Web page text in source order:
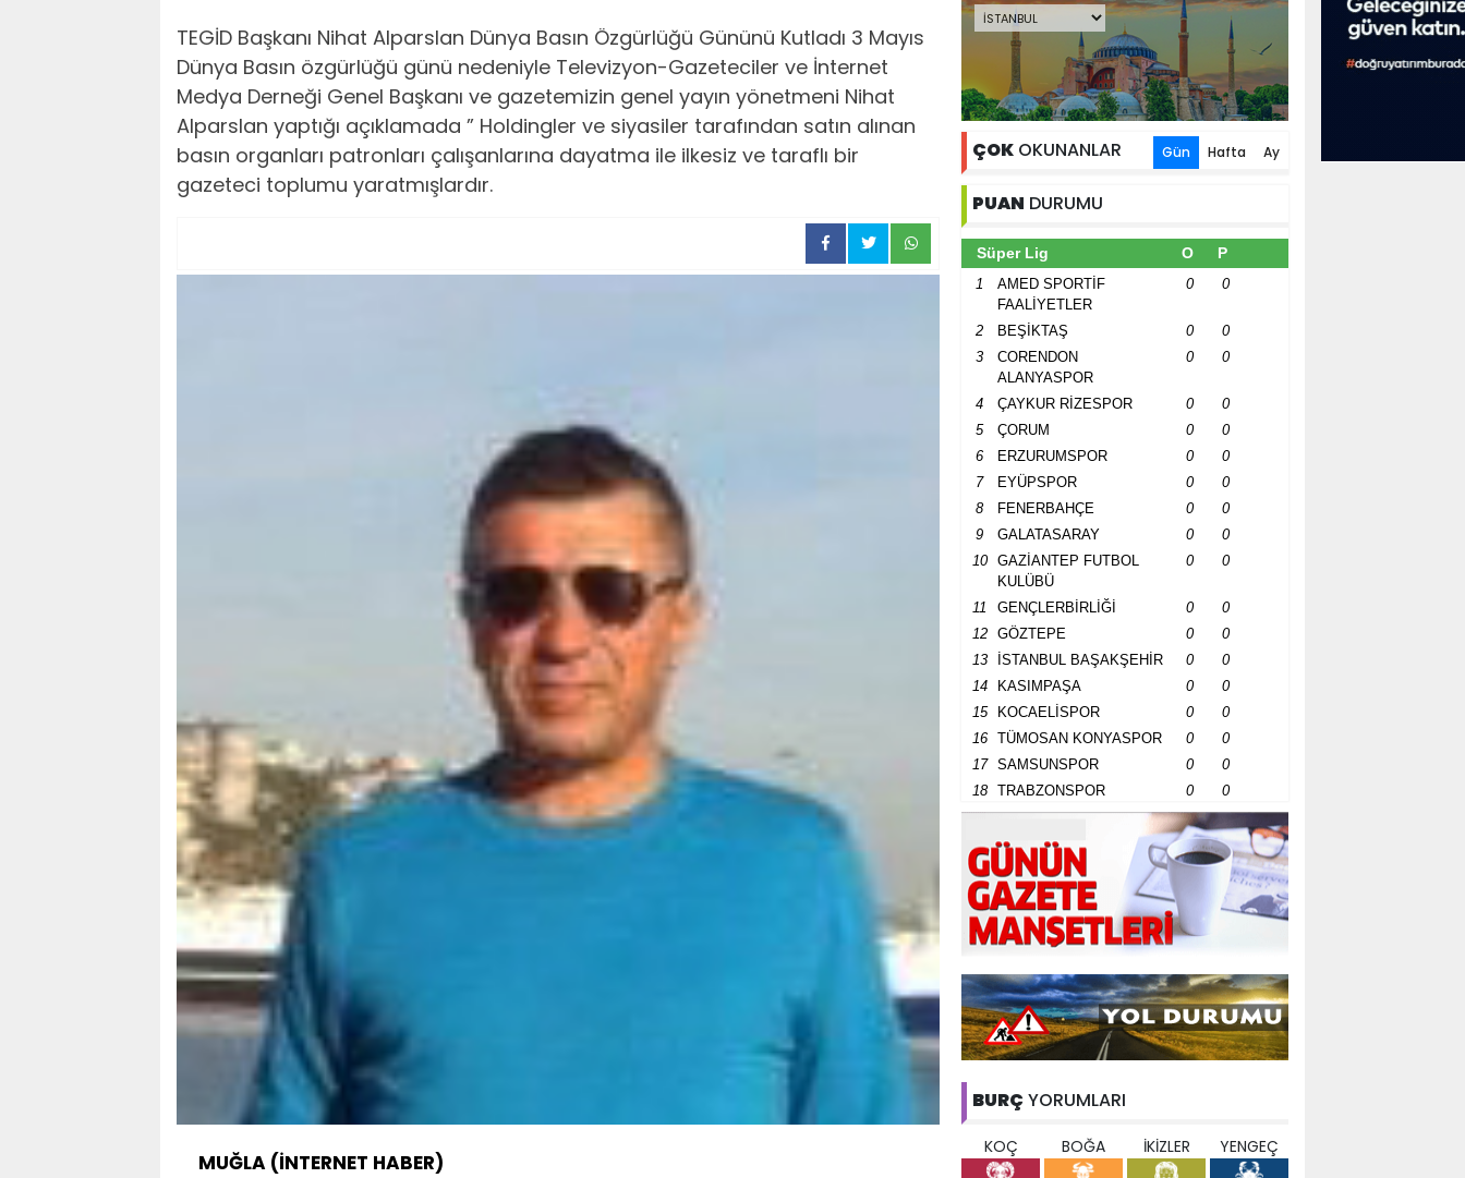
TEGİD Başkanı Nihat Alparslan Dünya Basın Özgürlüğü Gününü Kutladı 3 Mayıs
Dünya Basın özgürlüğü günü nedeniyle Televizyon-Gazeteciler ve İnternet
Medya Derneği Genel Başkanı ve gazetemizin genel yayın yönetmeni Nihat
Alparslan yaptığı açıklamada ” Holdingler ve siyasiler tarafından satın alınan
basın organları patronları çalışanlarına dayatma ile ilkesiz ve taraflı bir
gazeteci toplumu yaratmışlardır.
MUĞLA (İNTERNET HABER)
ÇOK OKUNANLAR Gün Hafta Ay
PUAN DURUMU
Süper Lig O P
1
AMED SPORTİF
FAALİYETLER
0 0
2 BEŞİKTAŞ 0
0
3
CORENDON
ALANYASPOR
0 0
4 ÇAYKUR RİZESPOR 0
0
5
ÇORUM 0
0
6
ERZURUMSPOR 0
0
7
EYÜPSPOR 0
0
8
FENERBAHÇE 0
0
9
GALATASARAY 0
0
10
GAZİANTEP FUTBOL
KULÜBÜ
0 0
11 GENÇLERBİRLİĞİ 0
0
12
GÖZTEPE 0
0
13
İSTANBUL BAŞAKŞEHİR 0
0
14
KASIMPAŞA 0
0
15
KOCAELİSPOR 0
0
16
TÜMOSAN KONYASPOR 0
0
17
SAMSUNSPOR 0
0
18
TRABZONSPOR 0 0
BURÇ YORUMLARI
KOÇ BOĞA İKİZLER YENGEÇ